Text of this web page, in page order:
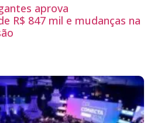
aprova
R$ 847 mil e mudanças na